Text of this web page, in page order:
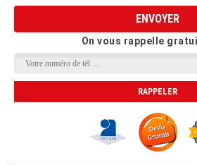
On vous rappelle